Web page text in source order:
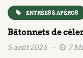
ENTRÉES & APÉROS
Bâtonnets de
5 août 2026 7